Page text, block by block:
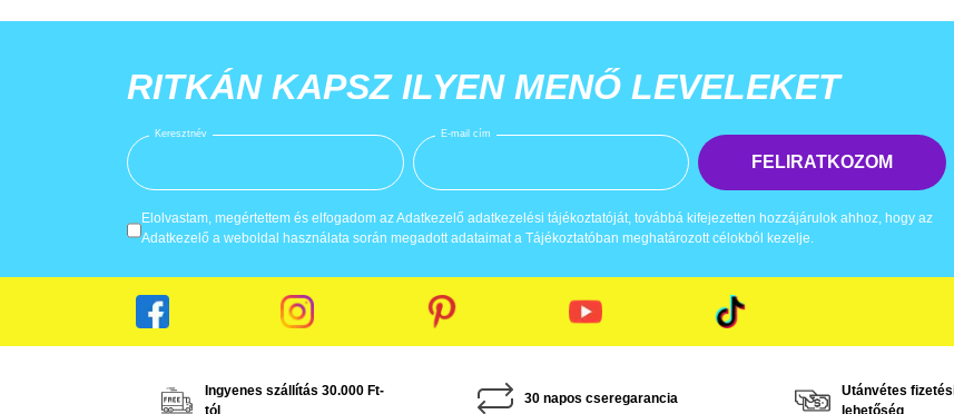
RITKÁN KAPSZ ILYEN MENŐ LEVELEKET
Keresztnév E-mail cím
FELIRATKOZOM
Elolvastam, megértettem és elfogadom az Adatkezelő adatkezelési tájékoztatóját, továbbá kifejezetten hozzájárulok ahhoz, hogy az
Adatkezelő a weboldal használata során megadott adataimat a Tájékoztatóban meghatározott célokból kezelje.
Ingyenes szállítás 30.000 Ft-
30 napos cseregarancia
Utánvétes